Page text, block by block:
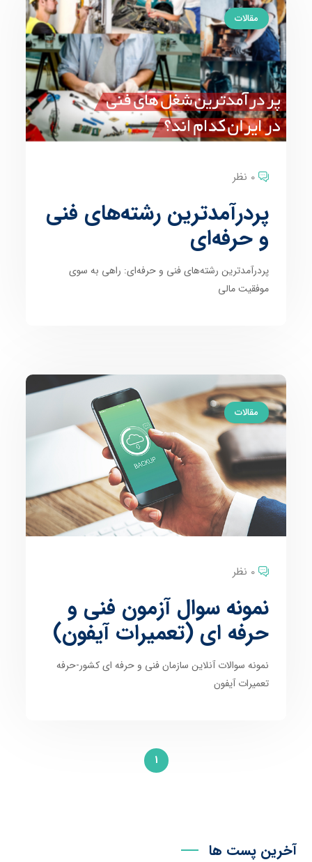
مقالات
0 نظر
پردرآمدترین رشته‌های فنی
و حرفه‌ای
پردرآمدترین رشته‌های فنی و حرفه‌ای: راهی به سوی
موفقیت مالی
مقالات
0 نظر
نمونه سوال آزمون فنی و
حرفه ای (تعمیرات آیفون)
نمونه سوالات آنلاین سازمان فنی و حرفه ای کشور-حرفه
تعمیرات آیفون
1
آخرین پست ها